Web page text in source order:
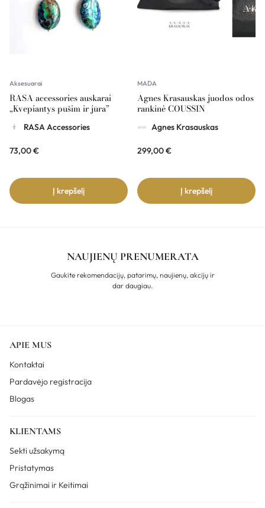
Aksesuarai
RASA accessories auskarai
„Kvepiantys pušim ir jūra”
RASA Accessories
73,00€
Į krepšelį
MADA
Agnes Krasauskas juodos odos
rankinė COUSSIN
Agnes Krasauskas
299,00€
Į krepšelį
NAUJIENŲ PRENUMERATA
Gaukite rekomendacijų, patarimų, naujienų, akcijų ir
dar daugiau.
APIE MUS
Kontaktai
Pardavėjo registracija
Blogas
KLIENTAMS
Sekti užsakymą
Pristatymas
Grąžinimai ir Keitimai